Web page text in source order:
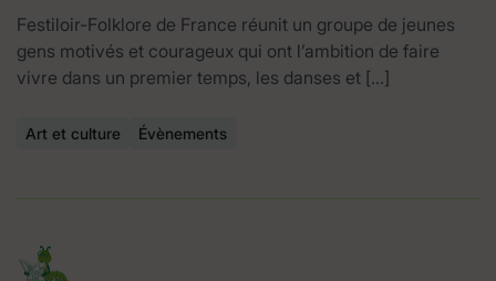
Festiloir-Folklore de France réunit un groupe de jeunes
gens motivés et courageux qui ont l’ambition de faire
vivre dans un premier temps, les danses et […]
Art et culture Évènements